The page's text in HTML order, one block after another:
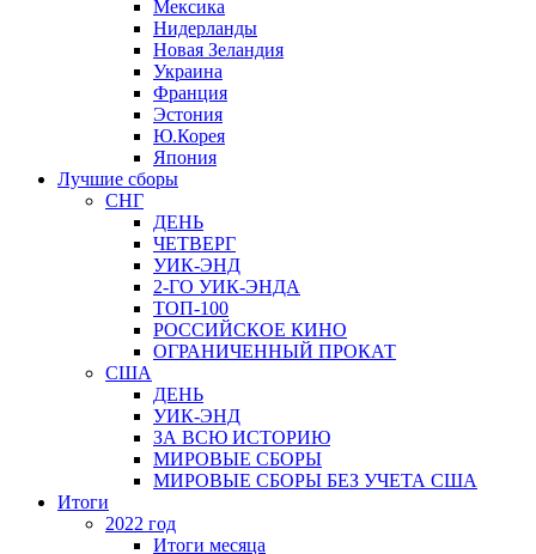
Мексика
Нидерланды
Новая Зеландия
Украина
Франция
Эстония
Ю.Корея
Япония
Лучшие сборы
СНГ
ДЕНЬ
ЧЕТВЕРГ
УИК-ЭНД
2-ГО УИК-ЭНДА
ТОП-100
РОССИЙСКОЕ КИНО
ОГРАНИЧЕННЫЙ ПРОКАТ
США
ДЕНЬ
УИК-ЭНД
ЗА ВСЮ ИСТОРИЮ
МИРОВЫЕ СБОРЫ
МИРОВЫЕ СБОРЫ БЕЗ УЧЕТА США
Итоги
2022 год
Итоги месяца